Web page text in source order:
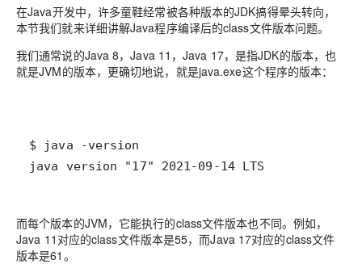
在Java开发中，许多童鞋经常被各种版本的JDK搞得晕头转向，
本节我们就来详细讲解Java程序编译后的class文件版本问题。
我们通常说的Java 8，Java 11，Java 17，是指JDK的版本，也
就是JVM的版本，更确切地说，就是java.exe这个程序的版本：
java version "17" 2021-09-14 LTS
而每个版本的JVM，它能执行的class文件版本也不同。例如，
Java 11对应的class文件版本是55，而Java 17对应的class文件
版本是61。